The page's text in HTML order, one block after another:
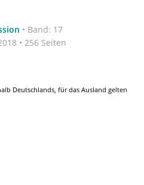
• Band: 17
• 256 Seiten
Deutschlands, für das Ausland gelten